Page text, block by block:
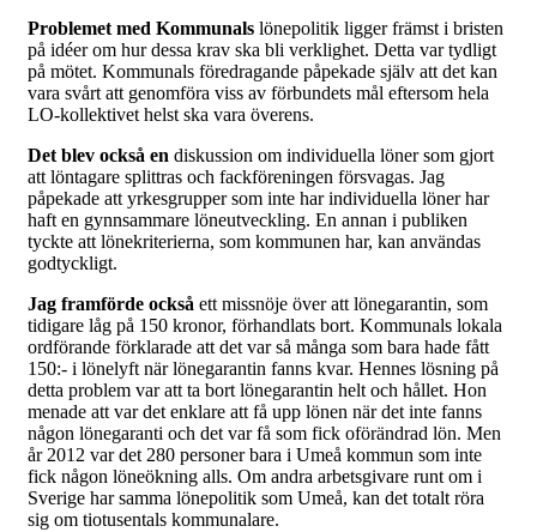
Problemet med Kommunals lönepolitik ligger främst i bristen
på idéer om hur dessa krav ska bli verklighet. Detta var tydligt
på mötet. Kommunals föredragande påpekade själv att det kan
vara svårt att genomföra viss av förbundets mål eftersom hela
LO-kollektivet helst ska vara överens.
Det blev också en diskussion om individuella löner som gjort
att löntagare splittras och fackföreningen försvagas. Jag
påpekade att yrkesgrupper som inte har individuella löner har
haft en gynnsammare löneutveckling. En annan i publiken
tyckte att lönekriterierna, som kommunen har, kan användas
godtyckligt.
Jag framförde också ett missnöje över att lönegarantin, som
tidigare låg på 150 kronor, förhandlats bort. Kommunals lokala
ordförande förklarade att det var så många som bara hade fått
150:- i lönelyft när lönegarantin fanns kvar. Hennes lösning på
detta problem var att ta bort lönegarantin helt och hållet. Hon
menade att var det enklare att få upp lönen när det inte fanns
någon lönegaranti och det var få som fick oförändrad lön. Men
år 2012 var det 280 personer bara i Umeå kommun som inte
fick någon löneökning alls. Om andra arbetsgivare runt om i
Sverige har samma lönepolitik som Umeå, kan det totalt röra
sig om tiotusentals kommunalare.